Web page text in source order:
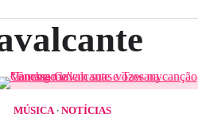
MÚSICA NOTÍCIAS